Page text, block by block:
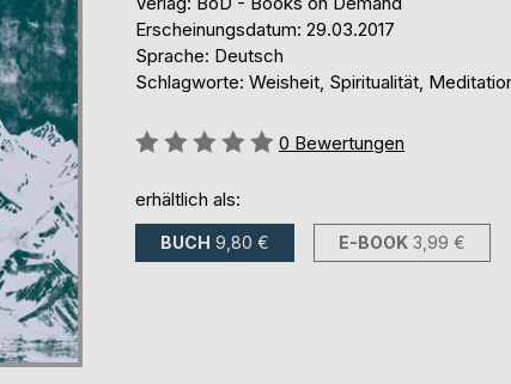
Erscheinungsdatum: 29.03.2017
Sprache: Deutsch
Schlagworte: Weisheit, Spiritualität,
Bewertung::
0 Bewertungen
erhältlich als:
BUCH 9,80 € E-BOOK 3,99 €